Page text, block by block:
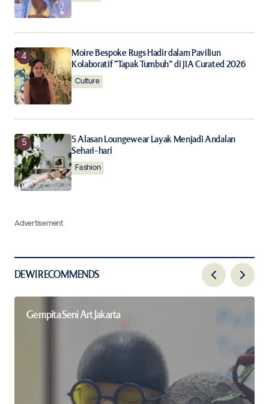
Moire Bespoke Rugs Hadir dalam Paviliun
Kolaboratif “Tapak Tumbuh” di JIA Curated 2026
Culture
5 Alasan Loungewear Layak Menjadi Andalan
Sehari-hari
Fashion
Advertisement
DEWI RECOMMENDS
Gempita Seni Art Jakarta